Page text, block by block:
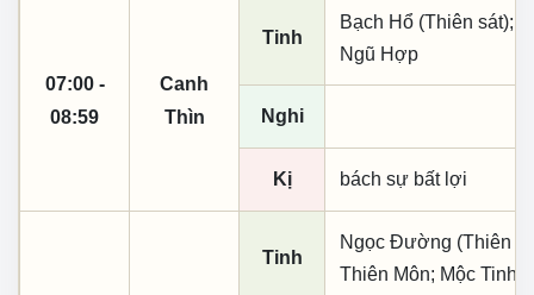
07:00 -
08:59
Canh
Thìn
Tinh
Bạch Hổ (Thiên sát);
Ngũ Hợp
Nghi
Kị bách sự bất lợi
Tinh
Ngọc Đường (Thiên
Thiên Môn; Mộc Tinh;